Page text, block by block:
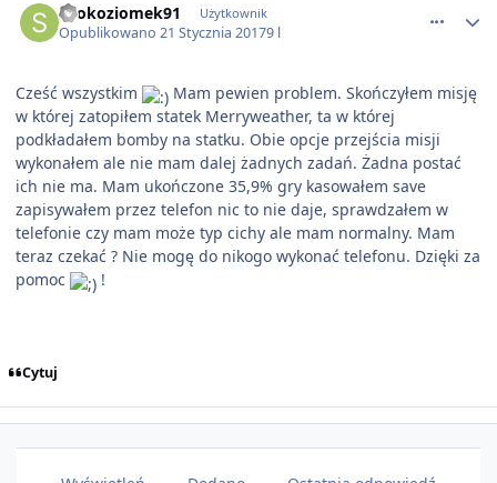
spokoziomek91 Użytkownik
Opublikowano21 Stycznia 20179 l
Cześć wszystkim
Mam pewien problem. Skończyłem misję
w której zatopiłem statek Merryweather, ta w której
podkładałem bomby na statku. Obie opcje przejścia misji
wykonałem ale nie mam dalej żadnych zadań. Żadna postać
ich nie ma. Mam ukończone 35,9% gry kasowałem save
zapisywałem przez telefon nic to nie daje, sprawdzałem w
telefonie czy mam może typ cichy ale mam normalny. Mam
teraz czekać ? Nie mogę do nikogo wykonać telefonu. Dzięki za
pomoc
!
Cytuj